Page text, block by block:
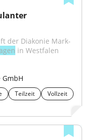
der Diakonie Mark-
in Westfalen
Teilzeit
Vollzeit